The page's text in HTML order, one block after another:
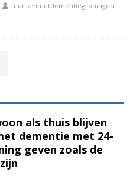
mensenmetdementiegroningen
als thuis blijven
dementie met 24-
geven zoals de